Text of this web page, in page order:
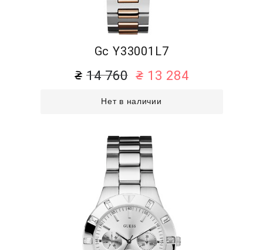
Gc Y33001L7
14 760 13 284
Нет в наличии